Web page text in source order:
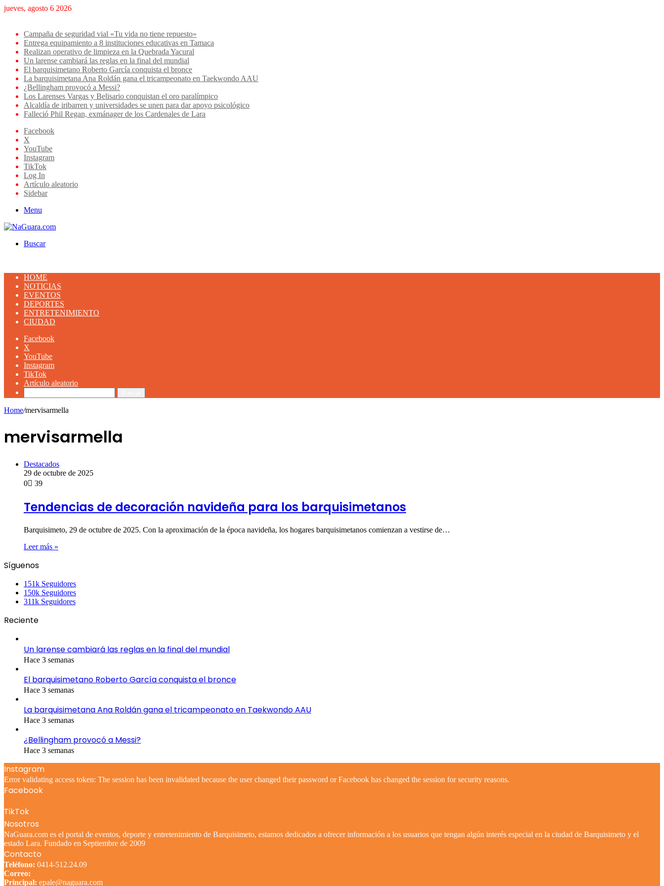
jueves, agosto 6 2026
Campaña de seguridad vial «Tu vida no tiene repuesto»
Entrega equipamiento a 8 instituciones educativas en Tamaca
Realizan operativo de limpieza en la Quebrada Yacural
Un larense cambiará las reglas en la final del mundial
El barquisimetano Roberto García conquista el bronce
La barquisimetana Ana Roldán gana el tricampeonato en Taekwondo AAU
¿Bellingham provocó a Messi?
Los Larenses Vargas y Belisario conquistan el oro paralímpico
Alcaldía de iribarren y universidades se unen para dar apoyo psicológico
Falleció Phil Regan, exmánager de los Cardenales de Lara
Facebook
X
YouTube
Instagram
TikTok
Log In
Artículo aleatorio
Sidebar
Menu
Buscar
HOME
NOTICIAS
EVENTOS
DEPORTES
ENTRETENIMIENTO
CIUDAD
Facebook
X
YouTube
Instagram
TikTok
Artículo aleatorio
Home/mervisarmella
mervisarmella
Destacados
29 de octubre de 2025
0
39
Tendencias de decoración navideña para los barquisimetanos
Barquisimeto, 29 de octubre de 2025. Con la aproximación de la época navideña, los hogares barquisimetanos comienzan a vestirse de…
Leer más »
Síguenos
151k Seguidores
150k Seguidores
311k Seguidores
Reciente
Un larense cambiará las reglas en la final del mundial
Hace 3 semanas
El barquisimetano Roberto García conquista el bronce
Hace 3 semanas
La barquisimetana Ana Roldán gana el tricampeonato en Taekwondo AAU
Hace 3 semanas
¿Bellingham provocó a Messi?
Hace 3 semanas
Instagram
Error validating access token: The session has been invalidated because the user changed their password or Facebook has changed the session for security reasons.
Facebook
TikTok
Nosotros
NaGuara.com es el portal de eventos, deporte y entretenimiento de Barquisimeto, estamos dedicados a ofrecer información a los usuarios que tengan algún interés especial en la ciudad de Barquisimeto y el
estado Lara. Fundado en Septiembre de 2009
Contacto
Teléfono: 0414-512.24.09
Correo:
Principal: epale@naguara.com